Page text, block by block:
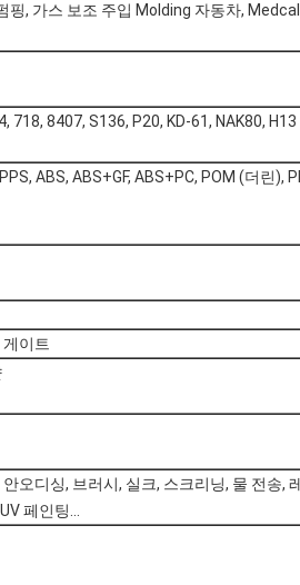
핑, 가스 보조 주입 Molding 자동차,
718, 8407, S136, P20, KD-61, NAK80, H13
ABS, ABS+GF, ABS+PC, POM (더린),
이트
오디싱, 브러시, 실크, 스크리닝, 물 전송,
페인팅...